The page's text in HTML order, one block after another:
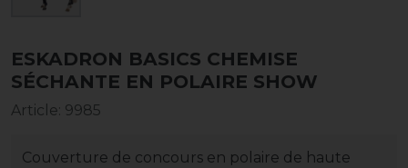
ESKADRON BASICS CHEMISE
SÉCHANTE EN POLAIRE SHOW
Article: 9985
Couverture de concours en polaire de haute